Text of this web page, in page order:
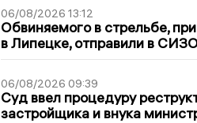
06/08/2026 13:12
Обвиняемого в стрельбе,
в Липецке, отправили в
06/08/2026 09:39
Суд ввел процедуру
застройщика и внука